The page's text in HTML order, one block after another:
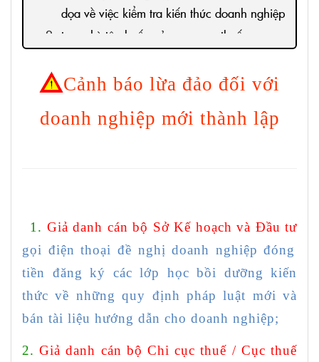
dọa về việc kiểm tra kiến thức doanh nghiệp
trong kỳ tập huấn của cơ quan thuế.
và điều tra thông tin về công ty. Điển hình
việc đã đăng ký chữ kí số chưa. Nếu đăng
như kiểu: đây là quy định bắt buộc của Nhà
nước.
trọng trong vấn đề này, để tránh tiền mất,
tật mang và phát sinh những hệ lụy không
Cảnh báo lừa đảo đối với
doanh nghiệp mới thành lập
1. Giả danh cán bộ Sở Kế hoạch và Đầu tư
gọi điện thoại đề nghị doanh nghiệp đóng
tiền đăng ký các lớp học bồi dưỡng kiến
thức về những quy định pháp luật mới và
bán tài liệu hướng dẫn cho doanh nghiệp;
2.Giả danh cán bộ Chi cục thuế / Cục thuế